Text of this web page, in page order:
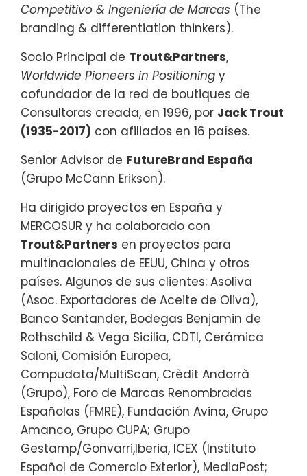
Competitivo & Ingeniería de Marcas (The
branding & differentiation thinkers).
Socio Principal de Trout&Partners,
Worldwide Pioneers in Positioning y
cofundador de la red de boutiques de
Consultoras creada, en 1996, por Jack Trout
(1935-2017) con afiliados en 16 países.
Senior Advisor de FutureBrand España
(Grupo McCann Erikson).
Ha dirigido proyectos en España y
MERCOSUR y ha colaborado con
Trout&Partners en proyectos para
multinacionales de EEUU, China y otros
países. Algunos de sus clientes: Asoliva
(Asoc. Exportadores de Aceite de Oliva),
Banco Santander, Bodegas Benjamin de
Rothschild & Vega Sicilia, CDTI, Cerámica
Saloni, Comisión Europea,
Compudata/MultiScan, Crèdit Andorrà
(Grupo), Foro de Marcas Renombradas
Españolas (FMRE), Fundación Avina, Grupo
Amanco, Grupo CUPA; Grupo
Gestamp/Gonvarri,Iberia, ICEX (Instituto
Español de Comercio Exterior), MediaPost;